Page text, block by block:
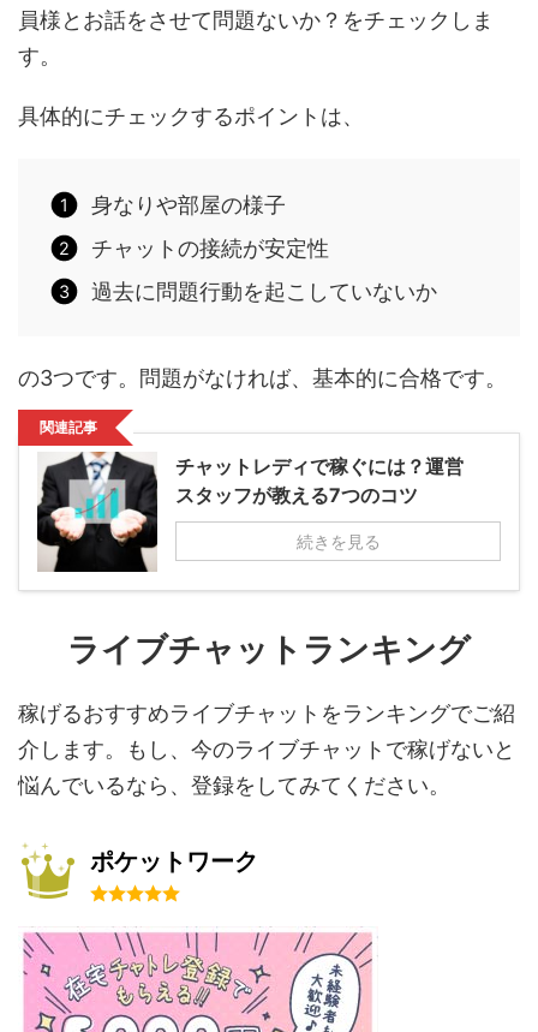
員様とお話をさせて問題ないか？をチェックしま
す。
具体的にチェックするポイントは、
身なりや部屋の様子
チャットの接続が安定性
過去に問題行動を起こしていないか
の3つです。問題がなければ、基本的に合格です。
関連記事
チャットレディで稼ぐには？運営
スタッフが教える7つのコツ
続きを見る
ライブチャットランキング
稼げるおすすめライブチャットをランキングでご紹
介します。もし、今のライブチャットで稼げないと
悩んでいるなら、登録をしてみてください。
ポケットワーク